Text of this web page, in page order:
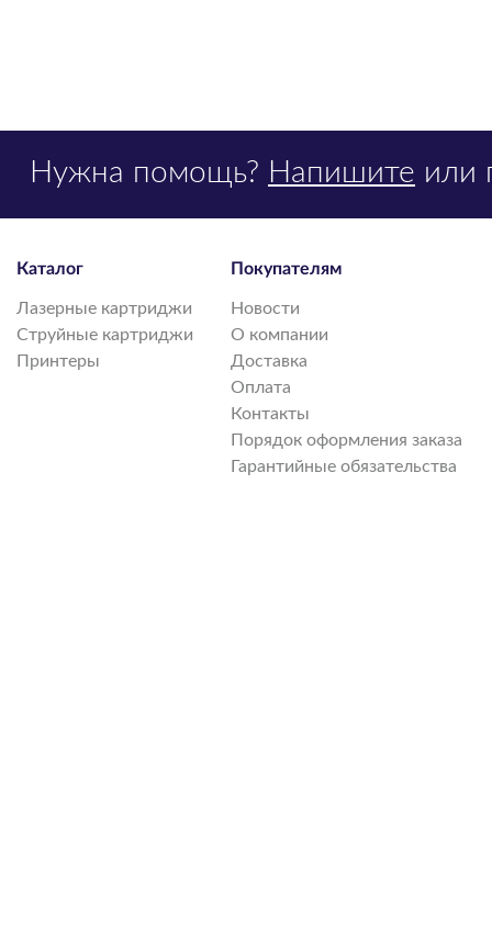
Нужна помощь? Напишите или
Каталог
Лазерные картриджи
Струйные картриджи
Принтеры
Покупателям
Новости
О компании
Доставка
Оплата
Контакты
Порядок оформления заказа
Гарантийные обязательства